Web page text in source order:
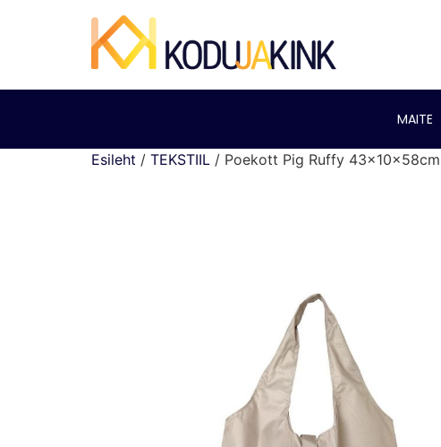
MAITE
Esileht / TEKSTIIL / Poekott Pig Ruffy 43x10x58cm